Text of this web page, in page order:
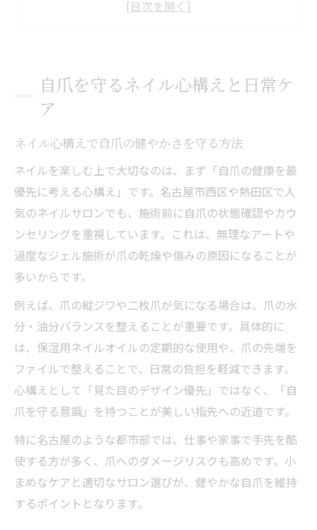
美爪作りに不可欠なネイル心構えとは
ネイルケアで叶える理想の指先
自爪育成の正しい心構えとポイント
美爪を目指すためのネイル意識改革
初めてでも安心なネイルケアの基本
初心者向けネイル心構えとケア方法
ネイル初心者も安心な基本ケア解説
ネイルケアの基本を丁寧に学ぶ理由
指先を輝かせるためのネイル習慣
ネイル心構えで指先の魅力がアップ
日々のネイル習慣が美爪を育てる秘訣
指先美を保つためのネイルケア習慣
ネイルを続けることで変わる指先の印象
ネイル習慣で得られる自信と喜び
健康的な爪を目指すネイル心構え術
自爪を守るネイル心構えと日常ケ
ア
ネイル心構えで自爪の健やかさを守る方法
ネイルを楽しむ上で大切なのは、まず「自爪の健康を最
優先に考える心構え」です。名古屋市西区や熱田区で人
気のネイルサロンでも、施術前に自爪の状態確認やカウ
ンセリングを重視しています。これは、無理なアートや
過度なジェル施術が爪の乾燥や傷みの原因になることが
多いからです。
例えば、爪の縦ジワや二枚爪が気になる場合は、爪の水
分・油分バランスを整えることが重要です。具体的に
は、保湿用ネイルオイルの定期的な使用や、爪の先端を
ファイルで整えることで、日常の負担を軽減できます。
心構えとして「見た目のデザイン優先」ではなく、「自
爪を守る意識」を持つことが美しい指先への近道です。
特に名古屋のような都市部では、仕事や家事で手先を酷
使する方が多く、爪へのダメージリスクも高めです。小
まめなケアと適切なサロン選びが、健やかな自爪を維持
するポイントとなります。